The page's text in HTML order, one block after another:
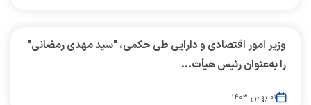
وزیر امور اقتصادی و دارایی طی حکمی، "سید مهدی رمضانی"
را به‌عنوان رئیس هیأت...
۰۱ بهمن ۱۴۰۳